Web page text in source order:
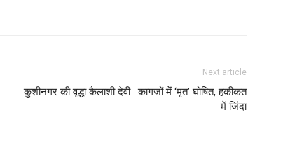
Next article
कुशीनगर की वृद्धा कैलाशी देवी : कागजों में ‘मृत’ घोषित, हकीकत
में जिंदा